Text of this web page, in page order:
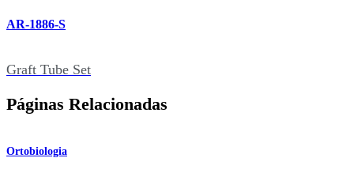
AR-1886-S
Graft Tube Set
Páginas Relacionadas
Ortobiologia